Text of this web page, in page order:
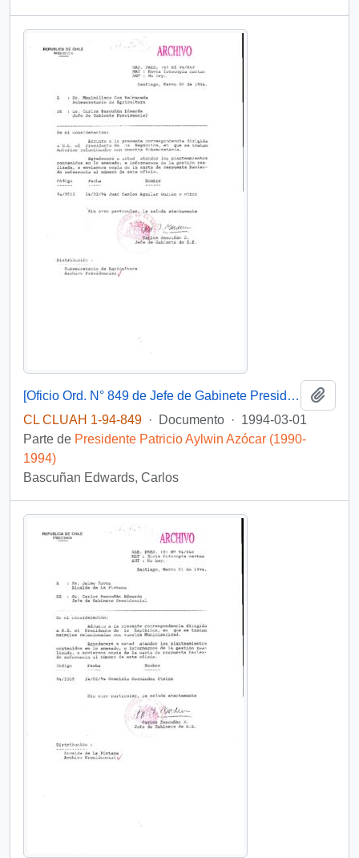
[Oficio Ord. N° 849 de Jefe de Gabinete Presidencial, remite copia de carta que se indica]
CL CLUAH 1-94-849 · Documento · 1994-03-01
Parte de Presidente Patricio Aylwin Azócar (1990-
1994)
Bascuñan Edwards, Carlos